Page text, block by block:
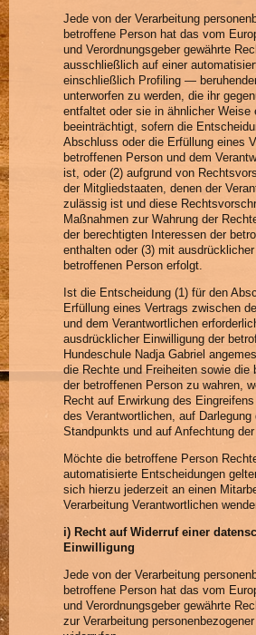
Jede von der Verarbeitung
betroffene Person hat das vom
und Verordnungsgeber gewährte
ausschließlich auf einer
einschließlich Profiling —
unterworfen zu werden, die ihr
entfaltet oder sie in ähnlicher Weise
beeinträchtigt, sofern die
Abschluss oder die Erfüllung eines
betroffenen Person und dem
ist, oder (2) aufgrund von
der Mitgliedstaaten, denen der
zulässig ist und diese
Maßnahmen zur Wahrung der
der berechtigten Interessen der
enthalten oder (3) mit
betroffenen Person erfolgt.
Ist die Entscheidung (1) für den
Erfüllung eines Vertrags zwischen
und dem Verantwortlichen
ausdrücklicher Einwilligung der
Hundeschule Nadja Gabriel
die Rechte und Freiheiten sowie die
der betroffenen Person zu wahren,
Recht auf Erwirkung des
des Verantwortlichen, auf Darlegung
Standpunkts und auf Anfechtung
Möchte die betroffene Person
automatisierte Entscheidungen
sich hierzu jederzeit an einen
Verarbeitung Verantwortlichen
i) Recht auf Widerruf einer
Einwilligung
Jede von der Verarbeitung
betroffene Person hat das vom
und Verordnungsgeber gewährte
zur Verarbeitung